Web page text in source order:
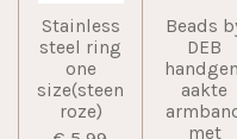
Stainless
steel ring
one
size(steen
roze)
Beads
DEB
aakte
met